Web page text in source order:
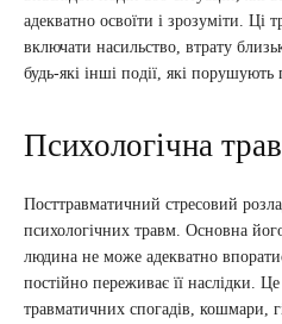
адекватно освоїти і зрозуміти. Ці
включати насильство, втрату
будь-які інші події, які порушують
Психологічна
Посттравматичний стресовий
психологічних травм. Основна
людина не може адекватно
постійно переживає її наслідки.
травматичних спогадів, кошмари,